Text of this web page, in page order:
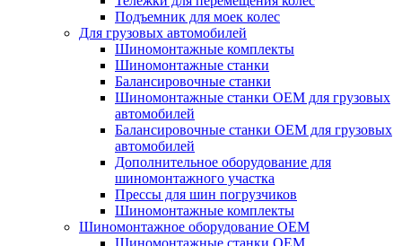
Подъемник для моек колеc
Для грузовых автомобилей
Шиномонтажные комплекты
Шиномонтажные станки
Балансировочные станки
Шиномонтажные станки ОЕМ для грузовых
автомобилей
Балансировочные станки ОЕМ для грузовых
автомобилей
Дополнительное оборудование для
шиномонтажного участка
Прессы для шин погрузчиков
Шиномонтажные комплекты
Шиномонтажное оборудование ОЕМ
Шиномонтажные станки ОЕМ